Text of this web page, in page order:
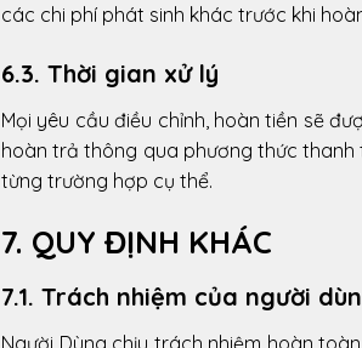
các chi phí phát sinh khác trước khi
6.3. Thời gian xử lý
Mọi yêu cầu điều chỉnh, hoàn tiền sẽ
hoàn trả thông qua phương thức
từng trường hợp cụ thể.
7. QUY ĐỊNH KHÁC
7.1. Trách nhiệm của người